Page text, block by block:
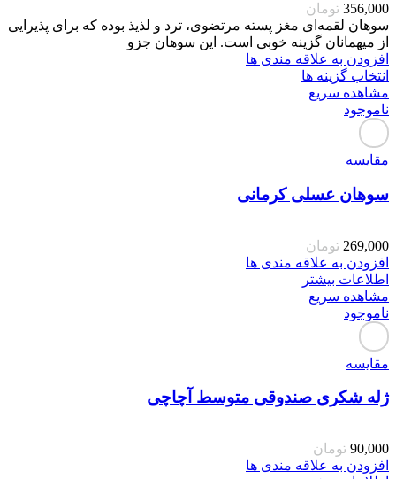
356,000 تومان
سوهان لقمه‌ای مغز پسته مرتضوی، ترد و لذیذ بوده که برای پذیرایی
از میهمانان گزینه خوبی است. این سوهان جزو
افزودن به علاقه مندی ها
انتخاب گزینه ها
مشاهده سریع
ناموجود
مقایسه
سوهان عسلی کرمانی
269,000 تومان
افزودن به علاقه مندی ها
اطلاعات بیشتر
مشاهده سریع
ناموجود
مقایسه
ژله شکری صندوقی متوسط آچاچی
90,000 تومان
افزودن به علاقه مندی ها